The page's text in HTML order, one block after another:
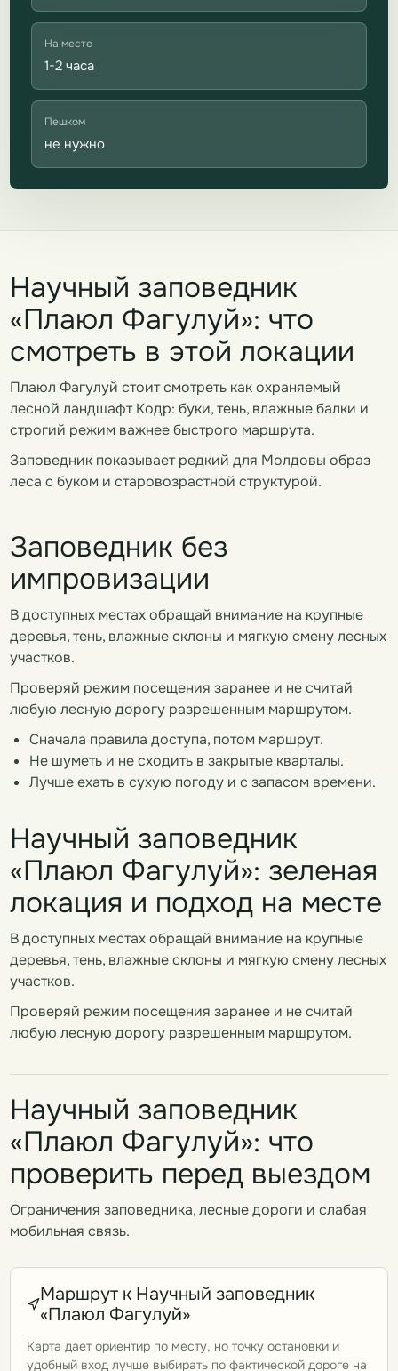
На месте
1-2 часа
Пешком
не нужно
Научный заповедник
«Плаюл Фагулуй»: что
смотреть в этой локации
Плаюл Фагулуй стоит смотреть как охраняемый
лесной ландшафт Кодр: буки, тень, влажные балки и
строгий режим важнее быстрого маршрута.
Заповедник показывает редкий для Молдовы образ
леса с буком и старовозрастной структурой.
Заповедник без
импровизации
В доступных местах обращай внимание на крупные
деревья, тень, влажные склоны и мягкую смену лесных
участков.
Проверяй режим посещения заранее и не считай
любую лесную дорогу разрешенным маршрутом.
Сначала правила доступа, потом маршрут.
Не шуметь и не сходить в закрытые кварталы.
Лучше ехать в сухую погоду и с запасом времени.
Научный заповедник
«Плаюл Фагулуй»: зеленая
локация и подход на месте
В доступных местах обращай внимание на крупные
деревья, тень, влажные склоны и мягкую смену лесных
участков.
Проверяй режим посещения заранее и не считай
любую лесную дорогу разрешенным маршрутом.
Научный заповедник
«Плаюл Фагулуй»: что
проверить перед выездом
Ограничения заповедника, лесные дороги и слабая
мобильная связь.
Маршрут к Научный заповедник
«Плаюл Фагулуй»
Карта дает ориентир по месту, но точку остановки и
удобный вход лучше выбирать по фактической дороге на